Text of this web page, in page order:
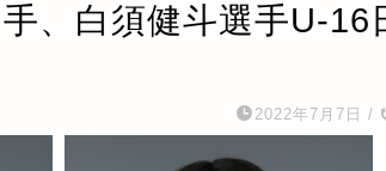
、白須健斗選手U-16
2022年7月7日 /